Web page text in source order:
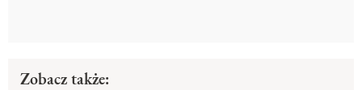
Zobacz także: